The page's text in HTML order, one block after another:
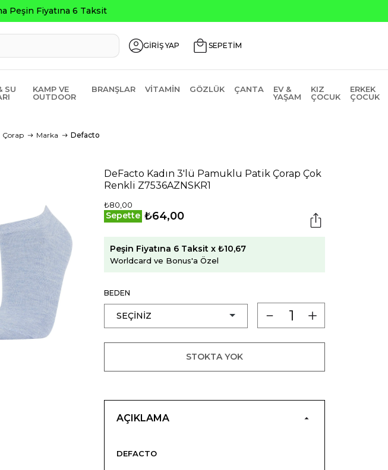
6 Taksit
GİRİŞ YAP SEPETİM
SU
KAMP VE
OUTDOOR
BRANŞLAR VITAMIN GÖZLÜK ÇANTA
EV &
YAŞAM
KIZ
ÇOCUK
ERKEK
ÇOCUK
Çorap Marka Defacto
DeFacto Kadın 3'lü Pamuklu Patik Çorap Çok
Renkli Z7536AZNSKR1
₺80,00
Sepette ₺64,00
Peşin Fiyatına 6 Taksit x ₺10,67
Worldcard ve Bonus'a Özel
BEDEN
STOKTA YOK
AÇIKLAMA
DEFACTO